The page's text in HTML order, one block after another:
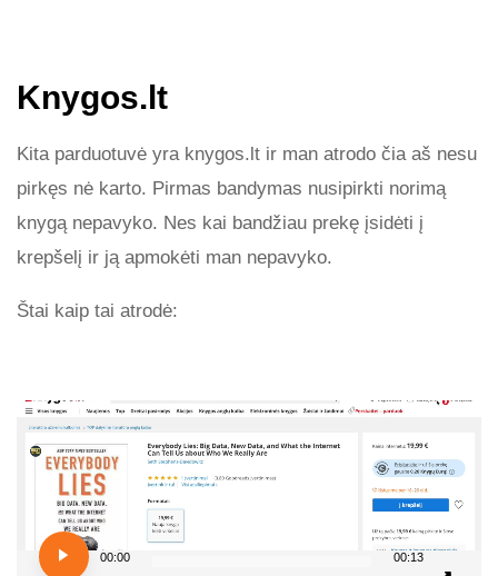
Knygos.lt
Kita parduotuvė yra knygos.lt ir man atrodo čia aš nesu
pirkęs nė karto. Pirmas bandymas nusipirkti norimą
knygą nepavyko. Nes kai bandžiau prekę įsidėti į
krepšelį ir ją apmokėti man nepavyko.
Štai kaip tai atrodė:
Video
Player
00:00 00:13